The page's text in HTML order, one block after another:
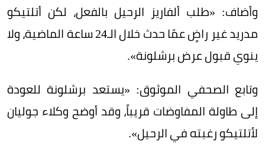
وأضاف: «طلب ألفاريز الرحيل بالفعل، لكن أتلتيكو
مدريد غير راضٍ عمّا حدث خلال الـ24 ساعة الماضية، ولا
ينوي قبول عرض برشلونة».
وتابع الصحفي الموثوق: «يستعد برشلونة للعودة
إلى طاولة المفاوضات قريباً، وقد أوضح وكلاء جوليان
لأتلتيكو رغبته في الرحيل».